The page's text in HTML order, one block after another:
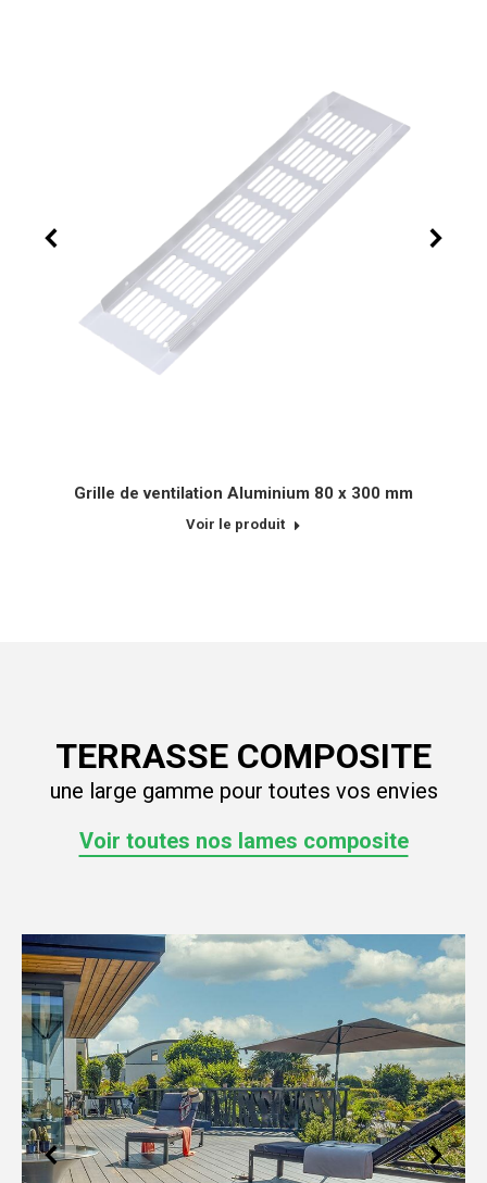
Grille de ventilation Aluminium 80 x 300 mm
Voir le produit
TERRASSE COMPOSITE
une large gamme pour toutes vos envies
Voir toutes nos lames composite